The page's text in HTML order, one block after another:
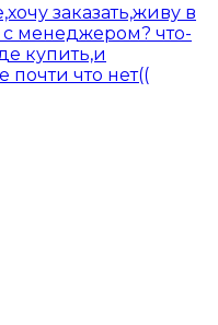
заказать,живу в
с менеджером? что-
купить,и
что нет((